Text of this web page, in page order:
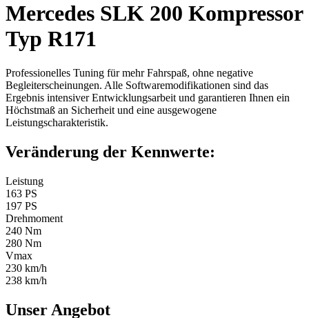
Mercedes SLK 200 Kompressor
Typ R171
Professionelles Tuning für mehr Fahrspaß, ohne negative
Begleiterscheinungen. Alle Softwaremodifikationen sind das
Ergebnis intensiver Entwicklungsarbeit und garantieren Ihnen ein
Höchstmaß an Sicherheit und eine ausgewogene
Leistungscharakteristik.
Veränderung der Kennwerte:
Leistung
163 PS
197 PS
Drehmoment
240 Nm
280 Nm
Vmax
230 km/h
238 km/h
Unser Angebot